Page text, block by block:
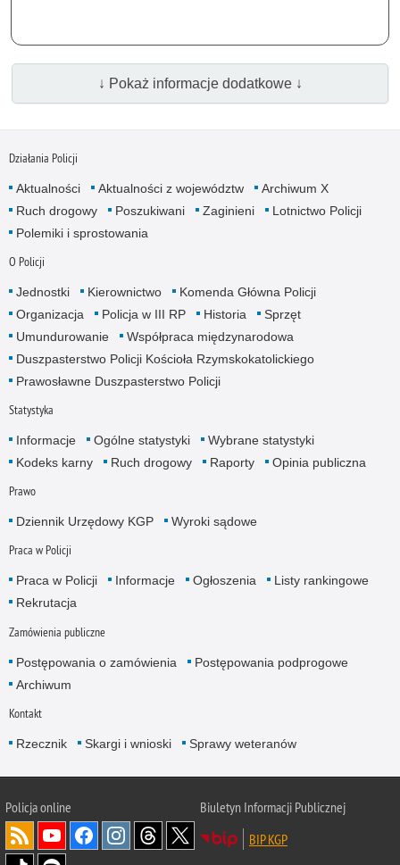
↓ Pokaż informacje dodatkowe ↓
Działania Policji
Aktualności Aktualności z województw
Archiwum X
Ruch drogowy
Poszukiwani Zaginieni
Lotnictwo Policji
Polemiki i sprostowania
O Policji
Jednostki Kierownictwo
Komenda Główna Policji
Organizacja
Policja w III RP Historia
Sprzęt
Umundurowanie
Współpraca międzynarodowa
Duszpasterstwo Policji Kościoła Rzymskokatolickiego
Prawosławne Duszpasterstwo Policji
Statystyka
Informacje Ogólne statystyki
Wybrane statystyki
Kodeks karny
Ruch drogowy Raporty Opinia publiczna
Prawo
Dziennik Urzędowy KGP Wyroki sądowe
Praca w Policji
Praca w Policji Informacje Ogłoszenia
Listy rankingowe
Rekrutacja
Zamówienia publiczne
Postępowania o zamówienia
Postępowania podprogowe
Archiwum
Kontakt
Rzecznik Skargi i wnioski Sprawy weteranów
Policjaonline
Biuletyn Informacji Publicznej
BIP KGP